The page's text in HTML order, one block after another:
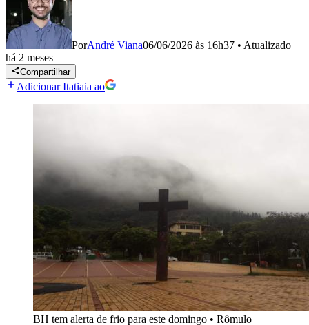
PorAndré Viana06/06/2026 às 16h37 • Atualizado
há 2 meses
Compartilhar
Adicionar Itatiaia ao
BH tem alerta de frio para este domingo • Rômulo